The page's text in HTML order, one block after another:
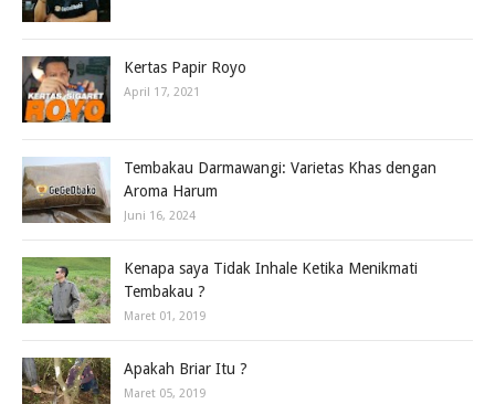
Kertas Papir Royo
April 17, 2021
Tembakau Darmawangi: Varietas Khas dengan
Aroma Harum
Juni 16, 2024
Kenapa saya Tidak Inhale Ketika Menikmati
Tembakau ?
Maret 01, 2019
Apakah Briar Itu ?
Maret 05, 2019